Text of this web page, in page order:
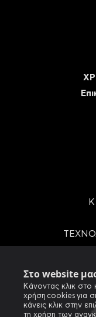
Στο website
Κάνοντας κλικ στο
χρήση cookies για
κάνεις κλικ στην
τη χρήση των